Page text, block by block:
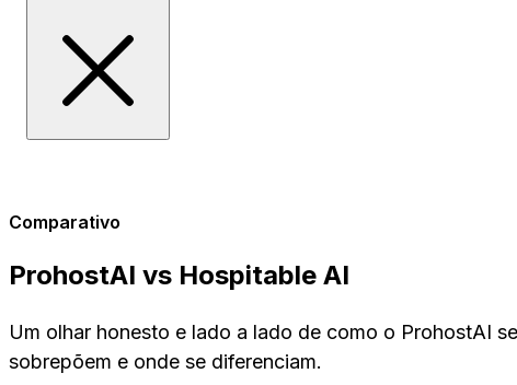
Comparativo
ProhostAI vs Hospitable AI
Um olhar honesto e lado a lado de como o ProhostAI
sobrepõem e onde se diferenciam.